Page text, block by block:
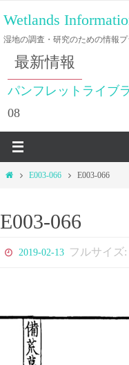
ン
テ
ツ
ス
プ
Wetlands
湿地の調査・研究のための情報
最新情報
パンフレットライブ
08
ホ
E003-066 E003-066
E003-066
2019-02-13 フルサイズ